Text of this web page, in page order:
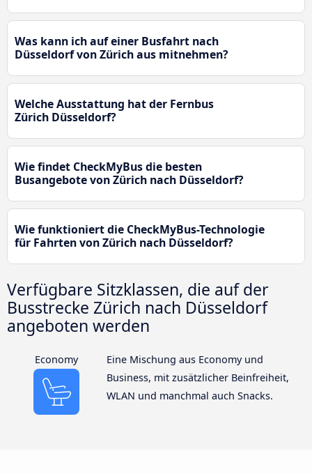
Was kann ich auf einer Busfahrt nach
Düsseldorf von Zürich aus mitnehmen?
Welche Ausstattung hat der Fernbus
Zürich Düsseldorf?
Wie findet CheckMyBus die besten
Busangebote von Zürich nach Düsseldorf?
Wie funktioniert die CheckMyBus-Technologie
für Fahrten von Zürich nach Düsseldorf?
Verfügbare Sitzklassen, die auf der
Busstrecke Zürich nach Düsseldorf
angeboten werden
Economy
Eine Mischung aus Economy und
Business, mit zusätzlicher Beinfreiheit,
WLAN und manchmal auch Snacks.